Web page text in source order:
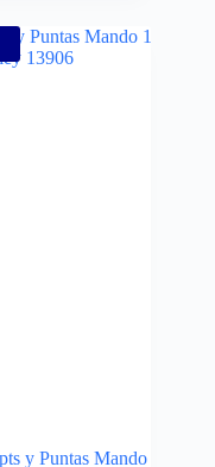
y Puntas Mando